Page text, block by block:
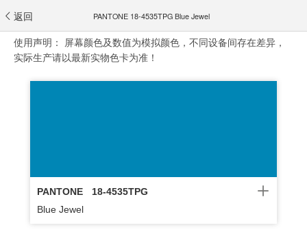
返回 PANTONE 18-4535TPG Blue Jewel
使用声明： 屏幕颜色及数值为模拟颜色，不同设备间存在差异，
实际生产请以最新实物色卡为准！
PANTONE
18-4535TPG
Blue Jewel